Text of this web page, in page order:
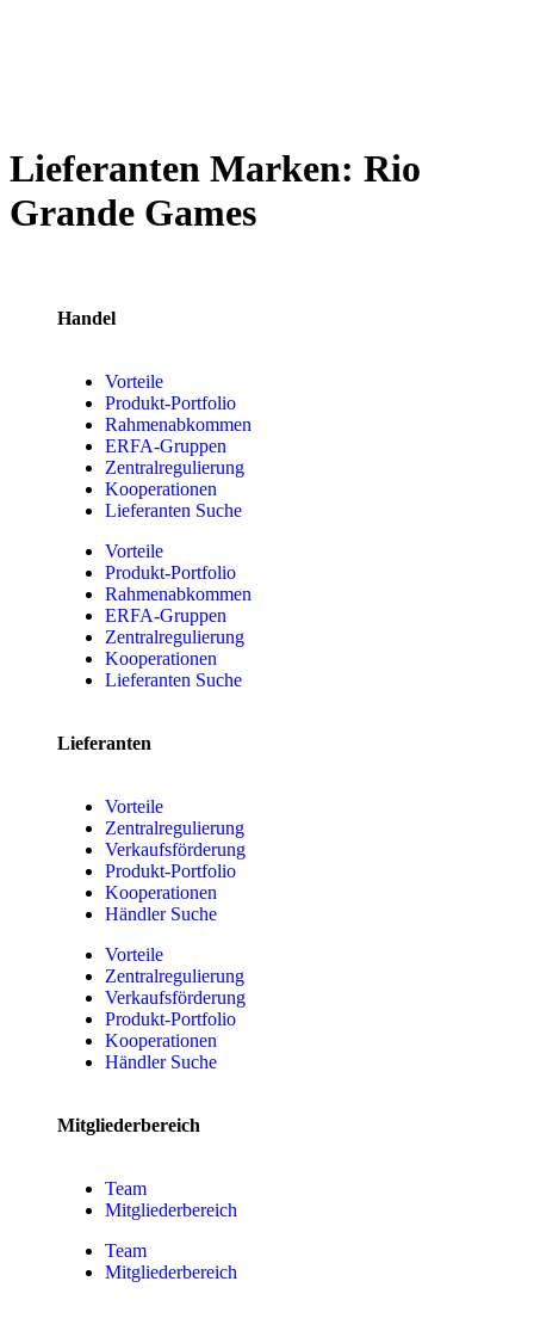
Lieferanten Marken: Rio
Grande Games
Handel
Vorteile
Produkt-Portfolio
Rahmenabkommen
ERFA-Gruppen
Zentralregulierung
Kooperationen
Lieferanten Suche
Vorteile
Produkt-Portfolio
Rahmenabkommen
ERFA-Gruppen
Zentralregulierung
Kooperationen
Lieferanten Suche
Lieferanten
Vorteile
Zentralregulierung
Verkaufsförderung
Produkt-Portfolio
Kooperationen
Händler Suche
Vorteile
Zentralregulierung
Verkaufsförderung
Produkt-Portfolio
Kooperationen
Händler Suche
Mitgliederbereich
Team
Mitgliederbereich
Team
Mitgliederbereich